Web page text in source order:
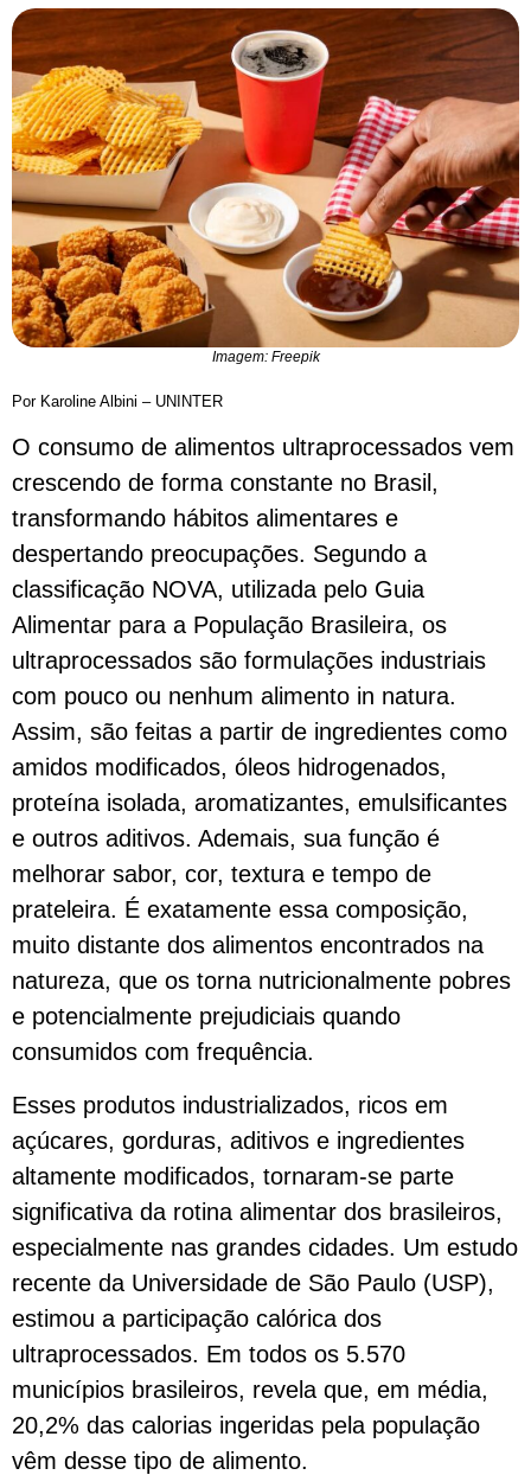
Imagem: Freepik
Por Karoline Albini – UNINTER
O consumo de alimentos ultraprocessados vem
crescendo de forma constante no Brasil,
transformando hábitos alimentares e
despertando preocupações. Segundo a
classificação NOVA, utilizada pelo Guia
Alimentar para a População Brasileira, os
ultraprocessados são formulações industriais
com pouco ou nenhum alimento in natura.
Assim, são feitas a partir de ingredientes como
amidos modificados, óleos hidrogenados,
proteína isolada, aromatizantes, emulsificantes
e outros aditivos. Ademais, sua função é
melhorar sabor, cor, textura e tempo de
prateleira. É exatamente essa composição,
muito distante dos alimentos encontrados na
natureza, que os torna nutricionalmente pobres
e potencialmente prejudiciais quando
consumidos com frequência.
Esses produtos industrializados, ricos em
açúcares, gorduras, aditivos e ingredientes
altamente modificados, tornaram-se parte
significativa da rotina alimentar dos brasileiros,
especialmente nas grandes cidades. Um estudo
recente da Universidade de São Paulo (USP),
estimou a participação calórica dos
ultraprocessados. Em todos os 5.570
municípios brasileiros, revela que, em média,
20,2% das calorias ingeridas pela população
vêm desse tipo de alimento.